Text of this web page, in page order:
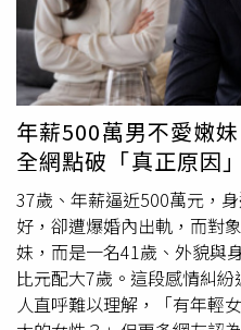
深刻印象，也讓大家重新認
弟同在演藝圈發展，是否會
的定位完全不同，「我是以
各有專長，不會互相比較，
有「全球巨星」封號的陳孟
國際巨星。」兄弟倆一來一
斷，成為記者會一大亮點。
22日在臺灣戲曲中心盛大登
漫遊37」為主題，透過「
藝術的多元美學世界，感受
自我的藝術境界，見證傳統
力。陳昭瑋畢業於美國西來
年薪500萬男不愛嫩
全網點破「真正原因」
37歲、年薪逼近500萬元，
好，卻遭爆婚內出軌，而對
妹，而是一名41歲、外貌與
比元配大7歲。這段感情糾
人直呼難以理解，「有年輕